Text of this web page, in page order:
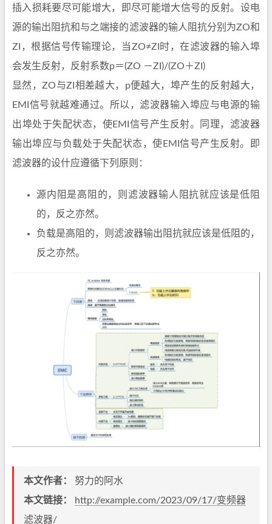
插入损耗要尽可能增大，即尽可能增大信号的反射。设电
源的输出阻抗和与之端接的滤波器的输人阻抗分别为ZO和
ZI，根据信号传输理论，当ZO≠ZI时，在滤波器的输入埠
会发生反射，反射系数p＝(ZO －ZI)/(ZO＋ZI)
显然，ZO与ZI相差越大，p便越大，埠产生的反射越大，
EMI信号就越难通过。所以，滤波器输入埠应与电源的输
出埠处于失配状态，使EMI信号产生反射。同理，滤波器
输出埠应与负载处于失配状态，使EMI信号产生反射。即
滤波器的设什应遵循下列原则：
源内阻是高阻的，则滤波器输人阻抗就应该是低阻
的，反之亦然。
负载是高阻的，则滤波器输出阻抗就应该是低阻的，
反之亦然。
本文作者： 努力的阿水
本文链接：
http://example.com/2023/09/17/变频器
滤波器/